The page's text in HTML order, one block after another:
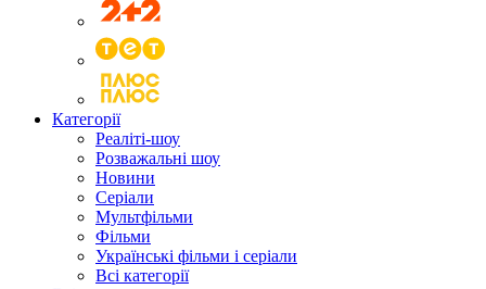
Категорії
Реаліті-шоу
Розважальні шоу
Новини
Серіали
Мультфільми
Фільми
Українські фільми і серіали
Всі категорії